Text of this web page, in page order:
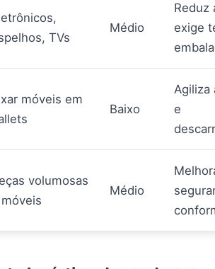
TVs
Médio
Reduz
exige
móveis em
Baixo
Agiliza
e
volumosas
Médio